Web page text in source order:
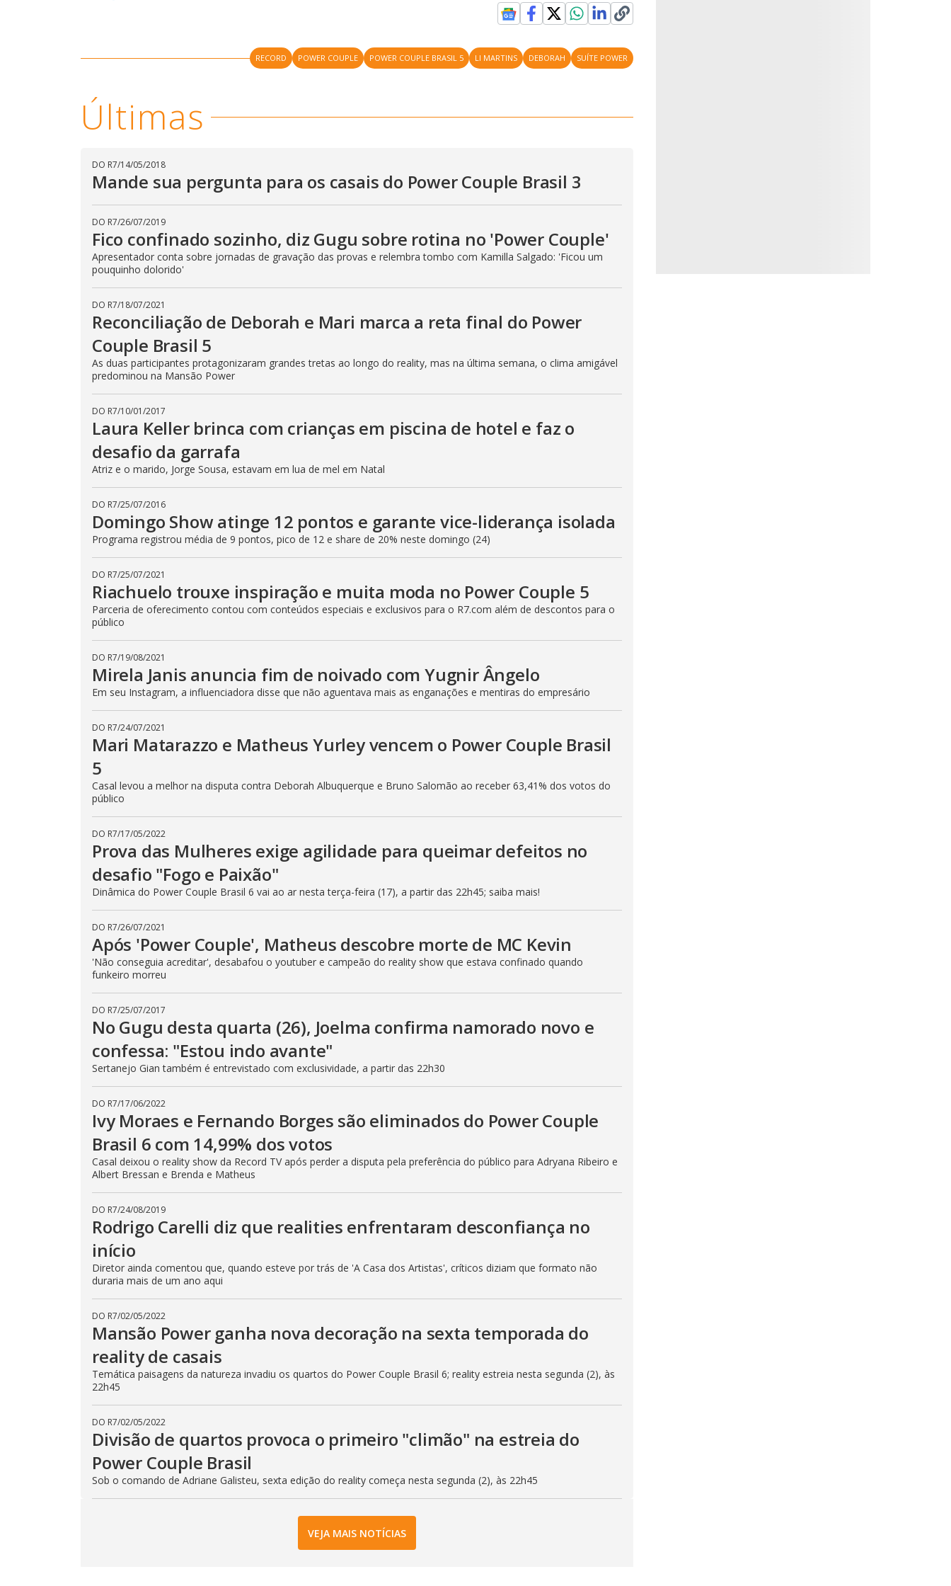
a
y
V
i
d
e
o
d
T
m
e
e
RECORD POWER COUPLE POWER COUPLE BRASIL 5 LI MARTINS DEBORAH SUÍTE POWER
Últimas
DO R7/14/05/2018
Mande sua pergunta para os casais do Power Couple Brasil 3
DO R7/26/07/2019
Fico confinado sozinho, diz Gugu sobre rotina no 'Power Couple'
Apresentador conta sobre jornadas de gravação das provas e relembra tombo com Kamilla Salgado: 'Ficou um
pouquinho dolorido'
DO R7/18/07/2021
Reconciliação de Deborah e Mari marca a reta final do Power
Couple Brasil 5
As duas participantes protagonizaram grandes tretas ao longo do reality, mas na última semana, o clima amigável
predominou na Mansão Power
DO R7/10/01/2017
Laura Keller brinca com crianças em piscina de hotel e faz o
desafio da garrafa
Atriz e o marido, Jorge Sousa, estavam em lua de mel em Natal
DO R7/25/07/2016
Domingo Show atinge 12 pontos e garante vice-liderança isolada
Programa registrou média de 9 pontos, pico de 12 e share de 20% neste domingo (24)
DO R7/25/07/2021
Riachuelo trouxe inspiração e muita moda no Power Couple 5
Parceria de oferecimento contou com conteúdos especiais e exclusivos para o R7.com além de descontos para o
público
DO R7/19/08/2021
Mirela Janis anuncia fim de noivado com Yugnir Ângelo
Em seu Instagram, a influenciadora disse que não aguentava mais as enganações e mentiras do empresário
DO R7/24/07/2021
Mari Matarazzo e Matheus Yurley vencem o Power Couple Brasil
5
Casal levou a melhor na disputa contra Deborah Albuquerque e Bruno Salomão ao receber 63,41% dos votos do
público
DO R7/17/05/2022
Prova das Mulheres exige agilidade para queimar defeitos no
desafio "Fogo e Paixão"
Dinâmica do Power Couple Brasil 6 vai ao ar nesta terça-feira (17), a partir das 22h45; saiba mais!
DO R7/26/07/2021
Após 'Power Couple', Matheus descobre morte de MC Kevin
'Não conseguia acreditar', desabafou o youtuber e campeão do reality show que estava confinado quando
funkeiro morreu
DO R7/25/07/2017
No Gugu desta quarta (26), Joelma confirma namorado novo e
confessa: "Estou indo avante"
Sertanejo Gian também é entrevistado com exclusividade, a partir das 22h30
DO R7/17/06/2022
Ivy Moraes e Fernando Borges são eliminados do Power Couple
Brasil 6 com 14,99% dos votos
Casal deixou o reality show da Record TV após perder a disputa pela preferência do público para Adryana Ribeiro e
Albert Bressan e Brenda e Matheus
DO R7/24/08/2019
Rodrigo Carelli diz que realities enfrentaram desconfiança no
início
Diretor ainda comentou que, quando esteve por trás de 'A Casa dos Artistas', críticos diziam que formato não
duraria mais de um ano aqui
DO R7/02/05/2022
Mansão Power ganha nova decoração na sexta temporada do
reality de casais
Temática paisagens da natureza invadiu os quartos do Power Couple Brasil 6; reality estreia nesta segunda (2), às
22h45
DO R7/02/05/2022
Divisão de quartos provoca o primeiro "climão" na estreia do
Power Couple Brasil
Sob o comando de Adriane Galisteu, sexta edição do reality começa nesta segunda (2), às 22h45
VEJA MAIS NOTÍCIAS